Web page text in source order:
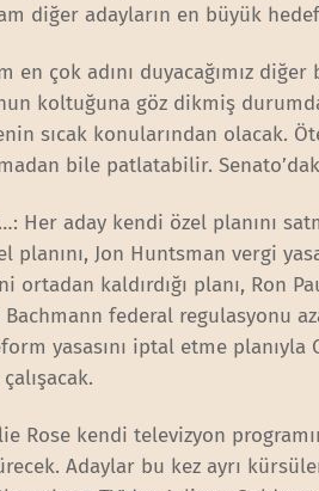
diğer adayların en büyük
en çok adını duyacağımız
koltuğuna göz dikmiş
sıcak konularından olacak.
bile patlatabilir.
…: Her aday kendi özel planını
planını, Jon Huntsman vergi
ortadan kaldırdığı planı, Ron
federal regulasyonu
yasasını iptal etme
Rose kendi televizyon
Adaylar bu kez ayrı